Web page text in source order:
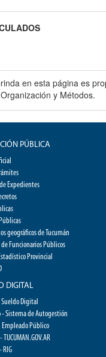
en esta página es
y Métodos.
PÚBLICA
Expedientes
geográficos de Tucumán
de Funcionarios Públicos
Provincial
DIGITAL
Sueldo Digital
- Sistema de Autogestión
Empleado Público
RIG